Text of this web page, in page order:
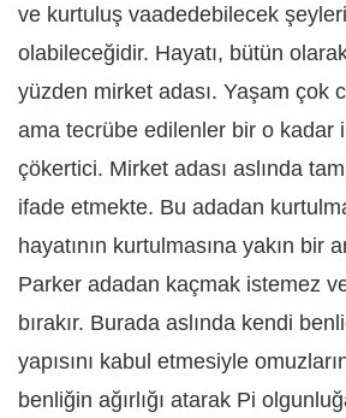
ve kurtuluş vaadedebilecek
olabileceğidir. Hayatı, bütün
yüzden mirket adası. Yaşam çok
ama tecrübe edilenler bir o kadar
çökertici. Mirket adası aslında
ifade etmekte. Bu adadan
hayatının kurtulmasına yakın bir
Parker adadan kaçmak istemez ve
bırakır. Burada aslında kendi
yapısını kabul etmesiyle
benliğin ağırlığı atarak Pi